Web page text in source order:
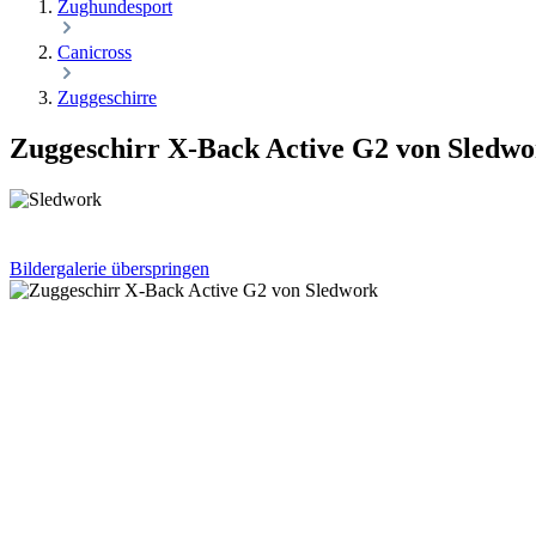
Zughundesport
Canicross
Zuggeschirre
Zuggeschirr X-Back Active G2 von
Bildergalerie überspringen